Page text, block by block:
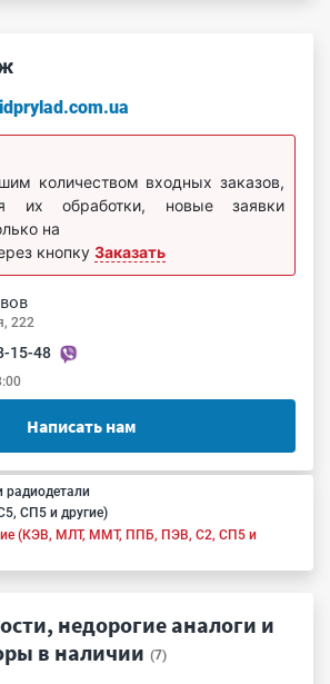
количеством входных заказов,
их обработки, новые заявки
на
кнопку Заказать
222
15-48
Написать нам
СП5 и другие)
(КЭВ, МЛТ, ММТ, ППБ, ПЭВ, С2, СП5 и
недорогие аналоги и
в наличии (7)